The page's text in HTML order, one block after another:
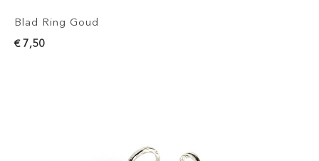
Blad Ring Goud
€ 7,50